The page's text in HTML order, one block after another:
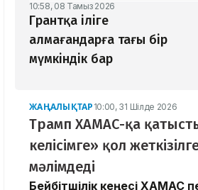
10:58, 08 Тамыз 2026
Грантқа іліге
алмағандарға тағы бір
мүмкіндік бар
ЖАҢАЛЫҚТАР 10:00, 31 Шілде 2026
Трамп ХАМАС-қа
келісімге» қол
мәлімдеді
Бейбітшілік кеңесі ХАМАС